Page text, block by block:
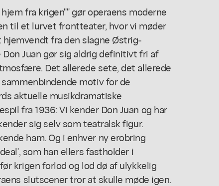
fra krigen"" gør operaens moderne
til et lurvet frontteater, hvor vi møder
fra den slagne Østrig-
Juan gør sig aldrig definitivt fri af
Det allerede sete, det allerede
motiv for de
aktuelle musikdramatiske
fra 1936: Vi kender Don Juan og har
sig selv som teatralsk figur.
ham. Og i enhver ny erobring
som han ellers fastholder i
krigen forlod og lod dø af ulykkelig
slutscener tror at skulle møde igen.